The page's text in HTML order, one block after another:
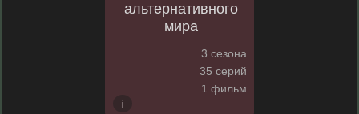
альтернативного
мира
3 сезона
35 серий
1 фильм